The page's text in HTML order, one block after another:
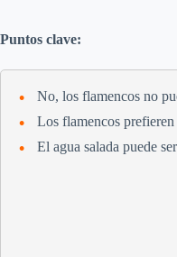
Puntos clave:
No, los flamencos no
Los flamencos
El agua salada puede